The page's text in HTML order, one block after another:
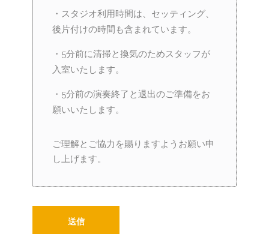
・スタジオ利用時間は、セッティング、
後片付けの時間も含まれています。
・5分前に清掃と換気のためスタッフが
入室いたします。
・5分前の演奏終了と退出のご準備をお
願いいたします。
ご理解とご協力を賜りますようお願い申
し上げます。